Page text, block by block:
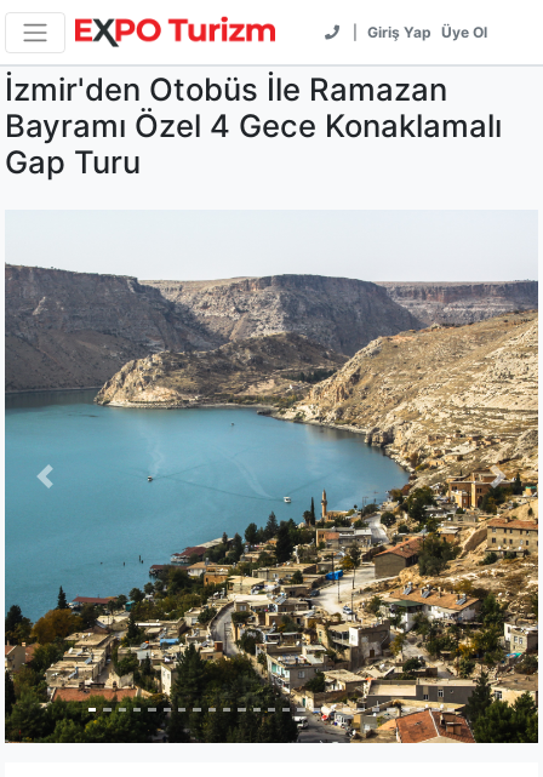
Giriş Yap Üye Ol
İzmir'den Otobüs İle Ramazan
Bayramı Özel 4 Gece Konaklamalı
Gap Turu
Previous Next